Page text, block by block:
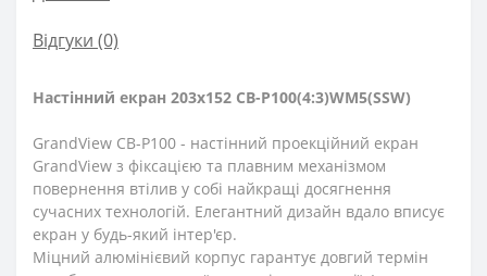
Відгуки (0)
Настінний екран 203x152 CB-P100(4:3)WM5(SSW)
GrandView CB-P100 - настінний проекційний екран
GrandView з фіксацією та плавним механізмом
повернення втілив у собі найкращі досягнення
сучасних технологій. Елегантний дизайн вдало вписує
екран у будь-який інтер'єр.
Міцний алюмінієвий корпус гарантує довгий термін